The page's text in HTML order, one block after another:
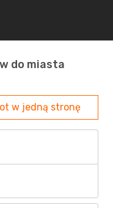
do miasta
w jedną stronę